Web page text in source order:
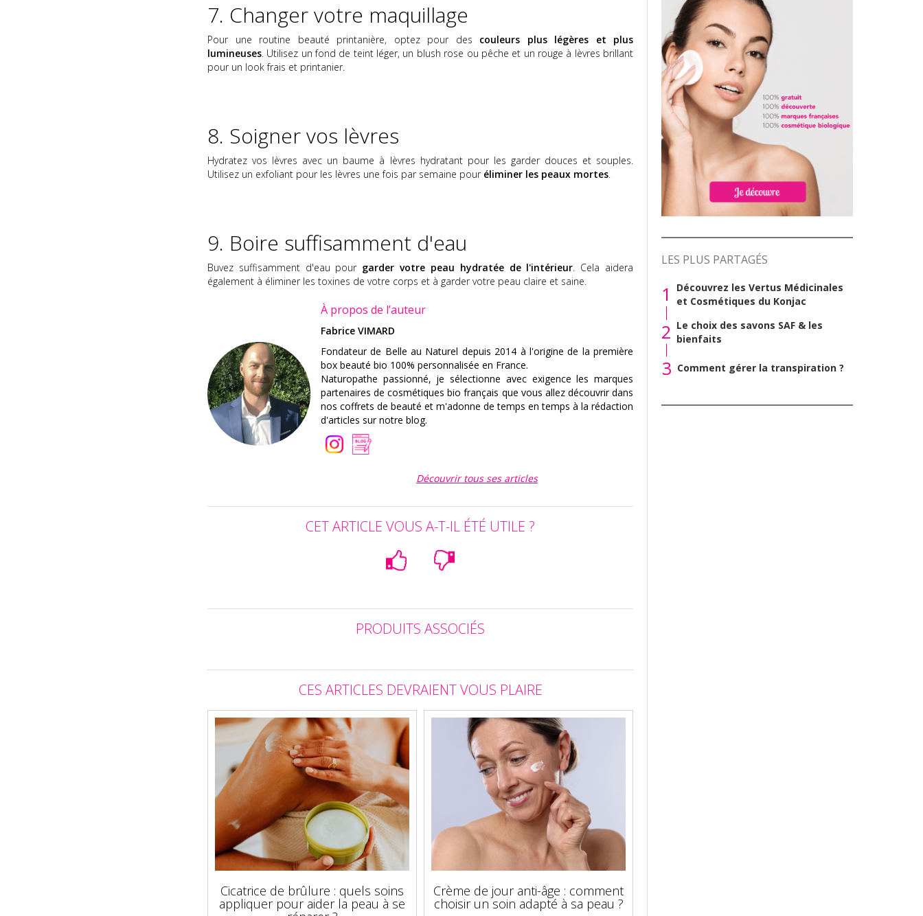
7. Changer votre maquillage
Pour une routine beauté printanière, optez pour des couleurs plus légères et plus
lumineuses. Utilisez un fond de teint léger, un blush rose ou pêche et un rouge à lèvres brillant
pour un look frais et printanier.
8. Soigner vos lèvres
Hydratez vos lèvres avec un baume à lèvres hydratant pour les garder douces et souples.
Utilisez un exfoliant pour les lèvres une fois par semaine pour éliminer les peaux mortes.
9. Boire suffisamment d'eau
Buvez suffisamment d'eau pour garder votre peau hydratée de l'intérieur. Cela aidera
également à éliminer les toxines de votre corps et à garder votre peau claire et saine.
À propos de l’auteur
Fabrice VIMARD
Fondateur de Belle au Naturel depuis 2014 à l'origine de la première
box beauté bio 100% personnalisée en France.
Naturopathe passionné, je sélectionne avec exigence les marques
partenaires de cosmétiques bio français que vous allez découvrir dans
nos coffrets de beauté et m'adonne de temps en temps à la rédaction
d'articles sur notre blog.
Découvrir tous ses articles
CET ARTICLE VOUS A-T-IL ÉTÉ UTILE ?
PRODUITS ASSOCIÉS
CES ARTICLES DEVRAIENT VOUS PLAIRE
Cicatrice de brûlure : quels soins
appliquer pour aider la peau à se
Crème de jour anti-âge : comment
choisir un soin adapté à sa peau ?
LES PLUS PARTAGÉS
1
Découvrez les Vertus Médicinales
et Cosmétiques du Konjac
2 Le choix des savons SAF & les
bienfaits
3 Comment gérer la transpiration ?